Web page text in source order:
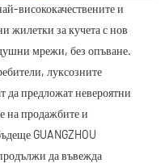
висококачествените и
жилетки за кучета с нов
мрежи, без опъване.
луксозните
да предложат невероятни
на продажбите и
GUANGZHOU
да въвежда